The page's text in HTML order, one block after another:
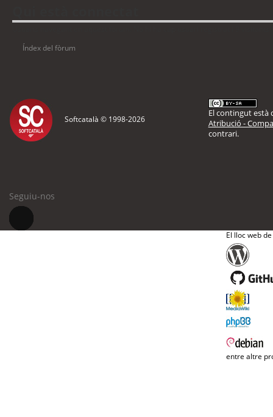
Índex del fòrum
Softcatalà © 1998-2026
El contingut està
Atribució -
contrari.
Seguiu-nos
El lloc web
entre altre